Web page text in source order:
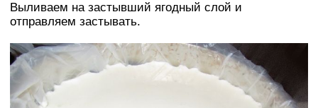
Выливаем на застывший ягодный слой и
отправляем застывать.